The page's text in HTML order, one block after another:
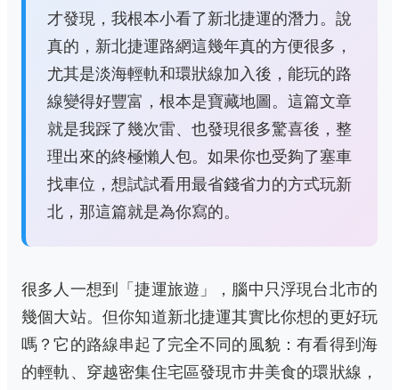
才發現，我根本小看了新北捷運的潛力。說
真的，新北捷運路網這幾年真的方便很多，
尤其是淡海輕軌和環狀線加入後，能玩的路
線變得好豐富，根本是寶藏地圖。這篇文章
就是我踩了幾次雷、也發現很多驚喜後，整
理出來的終極懶人包。如果你也受夠了塞車
找車位，想試試看用最省錢省力的方式玩新
北，那這篇就是為你寫的。
很多人一想到「捷運旅遊」，腦中只浮現台北市的
幾個大站。但你知道新北捷運其實比你想的更好玩
嗎？它的路線串起了完全不同的風貌：有看得到海
的輕軌、穿越密集住宅區發現市井美食的環狀線，